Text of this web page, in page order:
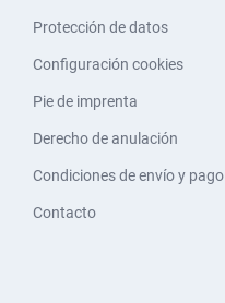
Protección de datos
Configuración cookies
Pie de imprenta
Derecho de anulación
Condiciones de envío y pago
Contacto